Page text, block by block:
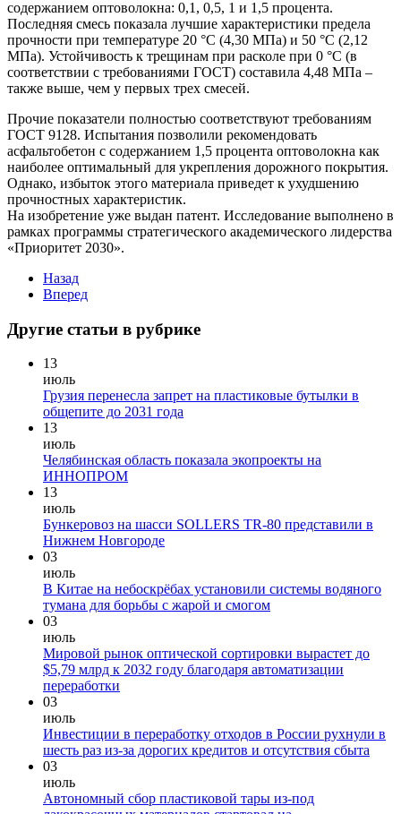
содержанием оптоволокна: 0,1, 0,5, 1 и 1,5 процента.
Последняя смесь показала лучшие характеристики предела
прочности при температуре 20 °С (4,30 МПа) и 50 °С (2,12
МПа). Устойчивость к трещинам при расколе при 0 °С (в
соответствии с требованиями ГОСТ) составила 4,48 МПа –
также выше, чем у первых трех смесей.
Прочие показатели полностью соответствуют требованиям
ГОСТ 9128. Испытания позволили рекомендовать
асфальтобетон с содержанием 1,5 процента оптоволокна как
наиболее оптимальный для укрепления дорожного покрытия.
Однако, избыток этого материала приведет к ухудшению
прочностных характеристик.
На изобретение уже выдан патент. Исследование выполнено в
рамках программы стратегического академического лидерства
«Приоритет 2030».
Назад
Вперед
Другие статьи в рубрике
13
июль
Грузия перенесла запрет на пластиковые бутылки в
общепите до 2031 года
13
июль
Челябинская область показала экопроекты на
ИННОПРОМ
13
июль
Бункеровоз на шасси SOLLERS TR-80 представили в
Нижнем Новгороде
03
июль
В Китае на небоскрёбах установили системы водяного
тумана для борьбы с жарой и смогом
03
июль
Мировой рынок оптической сортировки вырастет до
$5,79 млрд к 2032 году благодаря автоматизации
переработки
03
июль
Инвестиции в переработку отходов в России рухнули в
шесть раз из-за дорогих кредитов и отсутствия сбыта
03
июль
Автономный сбор пластиковой тары из-под